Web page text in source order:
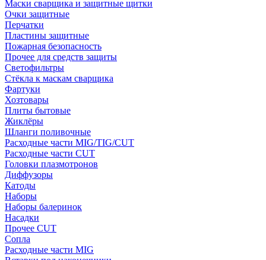
Маски сварщика и защитные щитки
Очки защитные
Перчатки
Пластины защитные
Пожарная безопасность
Прочее для средств защиты
Светофильтры
Стёкла к маскам сварщика
Фартуки
Хозтовары
Плиты бытовые
Жиклёры
Шланги поливочные
Расходные части MIG/TIG/CUT
Расходные части CUT
Головки плазмотронов
Диффузоры
Катоды
Наборы
Наборы балеринок
Насадки
Прочее CUT
Сопла
Расходные части MIG